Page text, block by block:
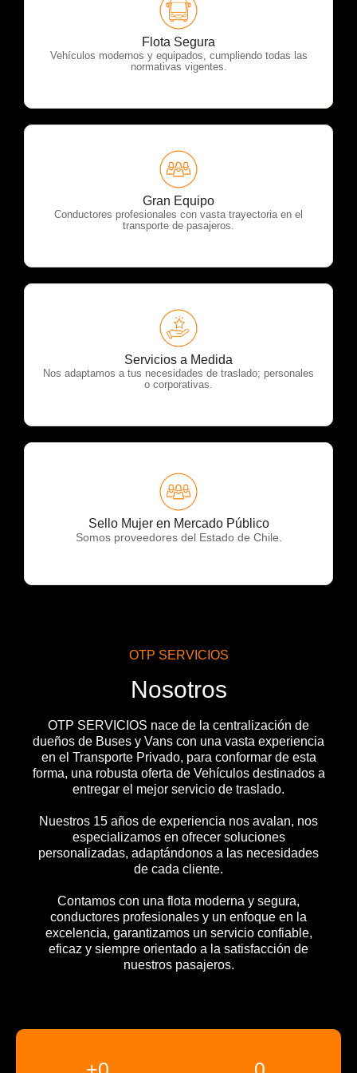
Flota Segura
Vehículos modernos y equipados, cumpliendo todas las
normativas vigentes.
OTP Servicios
Gran Equipo
Conductores profesionales con vasta trayectoria en el
transporte de pasajeros.
OTP Servicios
Servicios a Medida
Nos adaptamos a tus necesidades de traslado; personales
o corporativas.
OTP Servicios
Sello Mujer en Mercado Público
Somos proveedores del Estado de Chile.
OTP Servicios
OTP SERVICIOS
Nosotros
OTP SERVICIOS nace de la centralización de
dueños de Buses y Vans con una vasta experiencia
en el Transporte Privado, para conformar de esta
forma, una robusta oferta de Vehículos destinados a
entregar el mejor servicio de traslado.
Nuestros 15 años de experiencia nos avalan, nos
especializamos en ofrecer soluciones
personalizadas, adaptándonos a las necesidades
de cada cliente.
Contamos con una flota moderna y segura,
conductores profesionales y un enfoque en la
excelencia, garantizamos un servicio confiable,
eficaz y siempre orientado a la satisfacción de
nuestros pasajeros.